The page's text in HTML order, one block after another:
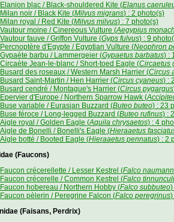
Elanion blac / Black-shouldered Kite (Elanus
Milan noir / Black Kite (Milvus migrans) : 2 photo(s)
Milan royal / Red Kite (Milvus milvus) : 7 photo(s)
Vautour moine / Cinereous Vulture (Aegypius
Vautour fauve / Griffon Vulture (Gyps fulvus) : 9
Percnoptère d'Egypte / Egyptian Vulture (Neophron
Gypaète barbu / Lammergeier (Gypaetus barbatus) :
Circaète Jean-le-blanc / Short-toed Eagle (Circaetus
Busard des roseaux / Western Marsh Harrier (Circus
Busard Saint-Martin / Hen Harrier (Circus cyaneus) :
Busard cendré / Montague's Harrier (Circus pygargus
Epervier d'Europe / Northern Sparrow Hawk (
Buse variable / Eurasian Buzzard (Buteo buteo) : 23
Buse féroce / Long-legged Buzzard (Buteo rufinus) :
Aigle royal / Golden Eagle (Aquila chrysaetos) : 4
Aigle de Bonelli / Bonelli's Eagle (Hieraaetus
Aigle botté / Booted Eagle (Hieraaetus pennatus) : 2
(Faucons)
Faucon crécerellette / Lesser Kestrel (Falco
Faucon crécerelle / Common Kestrel (Falco
Faucon hobereau / Northern Hobby (Falco subbuteo)
Faucon pèlerin / Peregrine Falcon (Falco peregrinus)
(Faisans, Perdrix)